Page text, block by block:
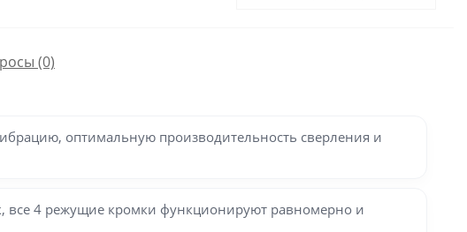
(0)
оптимальную производительность сверления и
все 4 режущие кромки функционируют равномерно и